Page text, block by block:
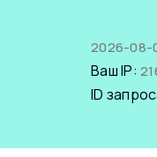
2026-08-
Ваш IP:
ID